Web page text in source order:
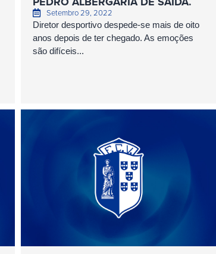
Setembro 29, 2022
Diretor desportivo despede-se mais de oito
anos depois de ter chegado. As emoções
são difíceis...